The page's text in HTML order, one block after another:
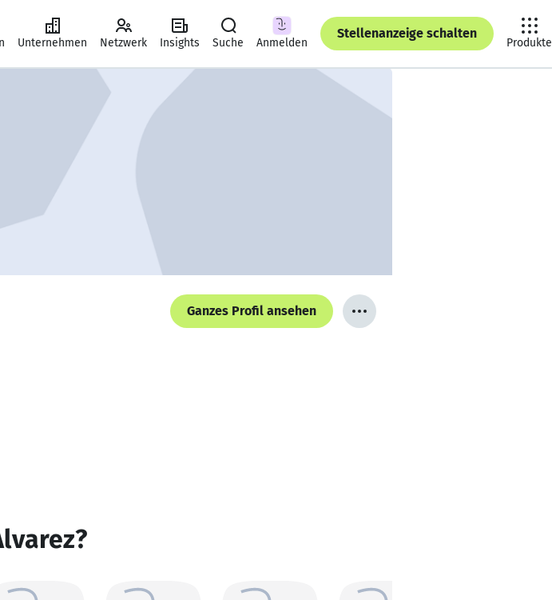
Unternehmen Netzwerk Insights Suche Anmelden
Stellenanzeige schalten
Produkte
Ganzes Profil ansehen